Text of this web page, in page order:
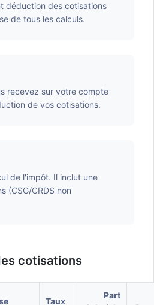
déduction des cotisations
de tous les calculs.
recevez sur votre compte
de vos cotisations.
de l'impôt. Il inclut une
(CSG/CRDS non
cotisations
Taux
Part